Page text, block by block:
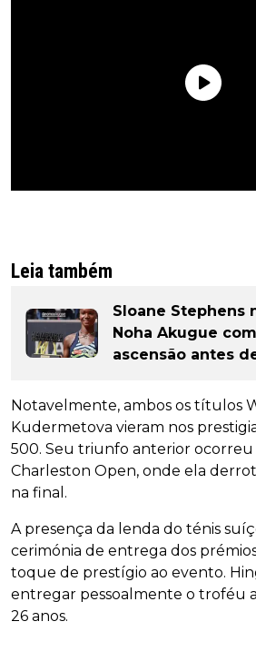
Leia também
Sloane Stephens
Noha Akugue
ascensão antes
Notavelmente, ambos os títulos
Kudermetova vieram nos
500. Seu triunfo anterior ocorreu
Charleston Open, onde ela
na final.
A presença da lenda do ténis
cerimónia de entrega dos
toque de prestígio ao evento.
entregar pessoalmente o troféu
26 anos.